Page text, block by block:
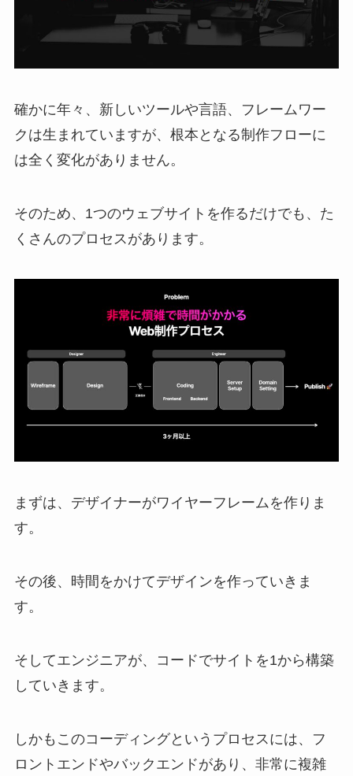
確かに年々、新しいツールや言語、フレームワー
クは生まれていますが、根本となる制作フローに
は全く変化がありません。
そのため、1つのウェブサイトを作るだけでも、た
くさんのプロセスがあります。
まずは、デザイナーがワイヤーフレームを作りま
す。
その後、時間をかけてデザインを作っていきま
す。
そしてエンジニアが、コードでサイトを1から構築
していきます。
しかもこのコーディングというプロセスには、フ
ロントエンドやバックエンドがあり、非常に複雑